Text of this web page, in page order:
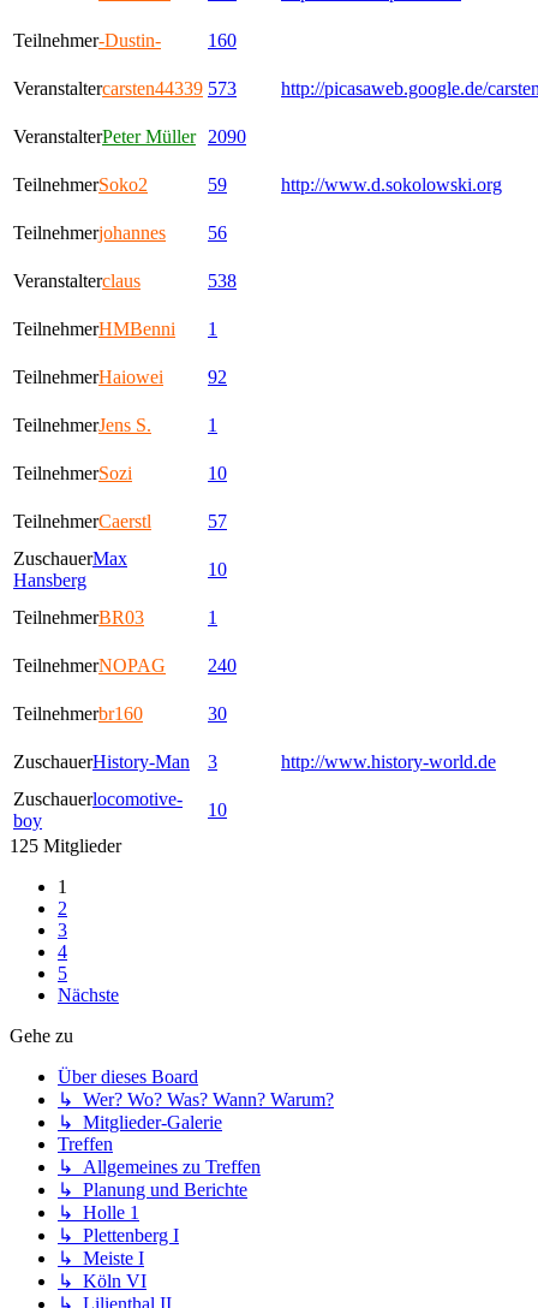
Teilnehmer-Dustin- 160
Veranstaltercarsten44339 573 http://picasaweb.google.de/
VeranstalterPeter Müller 2090
TeilnehmerSoko2 59 http://www.d.sokolowski.org
Teilnehmerjohannes 56
Veranstalterclaus 538
TeilnehmerHMBenni 1
TeilnehmerHaiowei 92
TeilnehmerJens S. 1
TeilnehmerSozi 10
TeilnehmerCaerstl
57
ZuschauerMax
Hansberg
10
TeilnehmerBR03 1
TeilnehmerNOPAG 240
Teilnehmerbr160 30
ZuschauerHistory-Man 3
http://www.history-world.de
Zuschauerlocomotive-
boy
10
125 Mitglieder
1
2
3
4
5
Nächste
Gehe zu
Über dieses Board
↳ Wer? Wo? Was? Wann? Warum?
↳ Mitglieder-Galerie
Treffen
↳ Allgemeines zu Treffen
↳ Planung und Berichte
↳ Holle 1
↳ Plettenberg I
↳ Meiste I
↳ Köln VI